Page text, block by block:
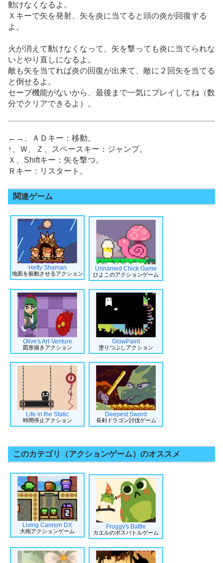
動けなくなるよ。
Ｘキーで矢を発射、矢を炎に当てると頭の炎が回復する
よ。
火が消えて動けなくなって、矢を撃っても炎に当てられな
いとやり直しになるよ。
敵も矢を当てれば炎の回復が出来て、敵に２回矢を当てる
と倒せるよ。
セーブ機能がないから、最後まで一気にプレイしてね（数
分でクリアできるよ）。
←→、ＡＤキー：移動。
↑、Ｗ、Ｚ、スペースキー：ジャンプ。
Ｘ、Shiftキー：矢を撃つ。
Ｒキー：リスタート。
関連ゲーム
Hefty Shaman
地面を振動させるアクション
Unnamed Chick Game
ひよこのアクションゲーム
Olive's Art-Venture
図形描きアクション
GlowPaint
塗りつぶしアクション
Life in the Static
時間停止アクション
Deepest Sword
長剣ドラゴン討伐ゲーム
このカテゴリ（アクションゲーム）のオススメ
Living Cannon DX
大砲アクションゲーム
Froggy's Battle
カエルのボスバトルゲーム